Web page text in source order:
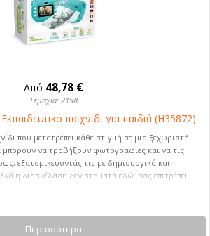
Από 48,78 €
Τεμάχια: 2198
παιχνίδι για παιδιά (H35872)
που μετατρέπει κάθε στιγμή σε μια ξεχωριστή
μπορούν να τραβήξουν φωτογραφίες και να τις
εξατομικεύοντάς τις με δημιουργικά και
η διασκέδαση δεν σταματά εδώ: σας επιτρέπει
Περισσότερα